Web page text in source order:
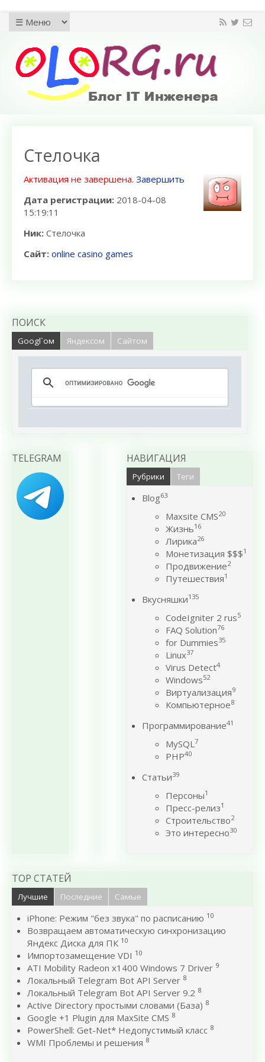
Cтелочка
Активация не завершена. Завершить
Дата регистрации: 2018-04-08
15:19:11
Ник: Cтелочка
Сайт: online casino games
ПОИСК
Googl`ом Яндексом Сайтом
TELEGRAM НАВИГАЦИЯ
Рубрики Теги
Blog63
Maxsite CMS20
Жизнь16
Лирика26
Монетизация $$$1
Продвижение2
Путешествия1
Вкусняшки135
CodeIgniter 2 rus5
FAQ Solution76
for Dummies35
Linux37
Virus Detect4
Windows52
Виртуализация9
Компьютерное8
Программирование41
MySQL7
PHP40
Статьи39
Персоны1
Пресс-релиз1
Строительство2
Это интересно30
TOP СТАТЕЙ
Лучшие Последние Самые
iPhone: Режим "без звука" по расписанию 10
Возвращаем автоматическую синхронизацию
Яндекс Диска для ПК 10
Импортозамещение VDI 10
ATI Mobility Radeon x1400 Windows 7 Driver 9
Локальный Telegram Bot API Server 8
Локальный Telegram Bot API Server 9.2 8
Active Directory простыми словами (База) 8
Google +1 Plugin для MaxSite CMS 8
PowerShell: Get-Net* Недопустимый класс 8
WMI Проблемы и решения 8